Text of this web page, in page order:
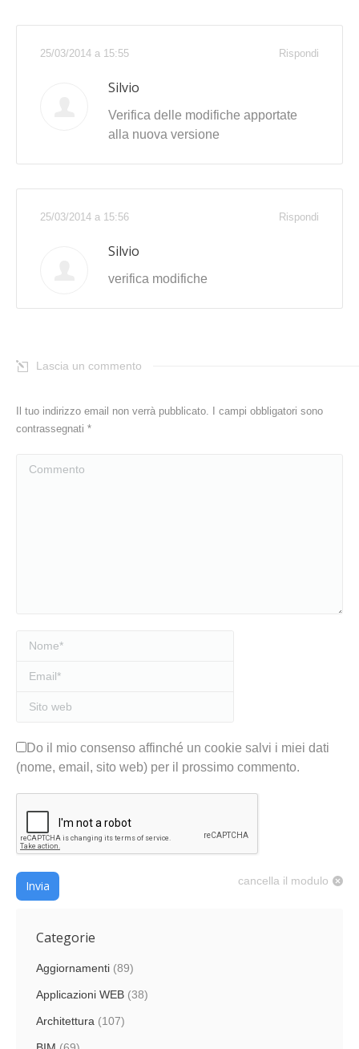
Rispondi
25/03/2014 a 15:55
Silvio
Verifica delle modifiche apportate
alla nuova versione
Rispondi
25/03/2014 a 15:56
Silvio
verifica modifiche
Lascia un commento
Il tuo indirizzo email non verrà pubblicato. I campi obbligatori sono
contrassegnati *
Nome *
Email *
Sito web
Do il mio consenso affinché un cookie salvi i miei dati
(nome, email, sito web) per il prossimo commento.
cancella il modulo
Invia
Categorie
Aggiornamenti (89)
Applicazioni WEB (38)
Architettura (107)